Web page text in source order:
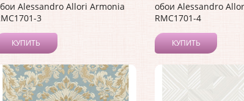
Alessandro Allori Armonia
3
КУПИТЬ
обои Alessandro
RMC1701-4
КУПИТЬ